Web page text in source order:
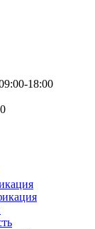
18:00